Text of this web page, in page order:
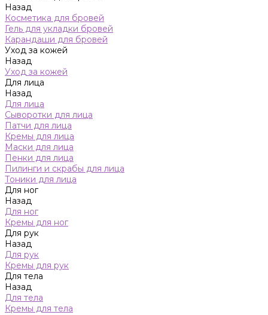
Назад
Косметика для бровей
Гель для укладки бровей
Карандаши для бровей
Уход за кожей
Назад
Уход за кожей
Для лица
Назад
Для лица
Сыворотки для лица
Патчи для лица
Кремы для лица
Маски для лица
Пенки для лица
Пилинги и скрабы для лица
Тоники для лица
Для ног
Назад
Для ног
Кремы для ног
Для рук
Назад
Для рук
Кремы для рук
Для тела
Назад
Для тела
Кремы для тела